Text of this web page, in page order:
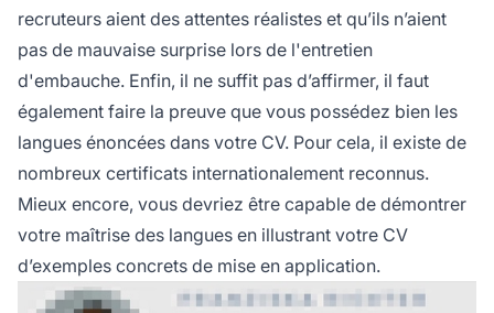
recruteurs aient des attentes réalistes et qu’ils n’aient
pas de mauvaise surprise lors de l'entretien
d'embauche. Enfin, il ne suffit pas d’affirmer, il faut
également faire la preuve que vous possédez bien les
langues énoncées dans votre CV. Pour cela, il existe de
nombreux certificats internationalement reconnus.
Mieux encore, vous devriez être capable de démontrer
votre maîtrise des langues en illustrant votre CV
d’exemples concrets de mise en application.